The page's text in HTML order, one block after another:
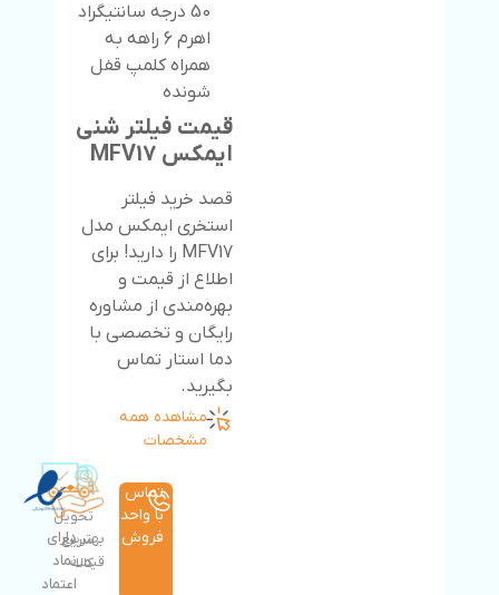
50 درجه سانتیگراد
اهرم 6 راهه به
همراه کلمپ قفل
شونده
قیمت فیلتر شنی
ایمکس MFV17
قصد خرید فیلتر
استخری ایمکس مدل
MFV17 را دارید! برای
اطلاع از قیمت و
بهره‌مندی از مشاوره
رایگان و تخصصی با
دما استار تماس
بگیرید.
مشاهده همه
مشخصات
بهترین
قیمت
تحویل
سریع
کالا
دارای
نماد
اعتماد
تماس
با واحد
فروش